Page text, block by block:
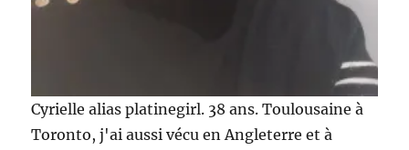
Cyrielle alias platinegirl. 38 ans. Toulousaine à
Toronto, j'ai aussi vécu en Angleterre et à